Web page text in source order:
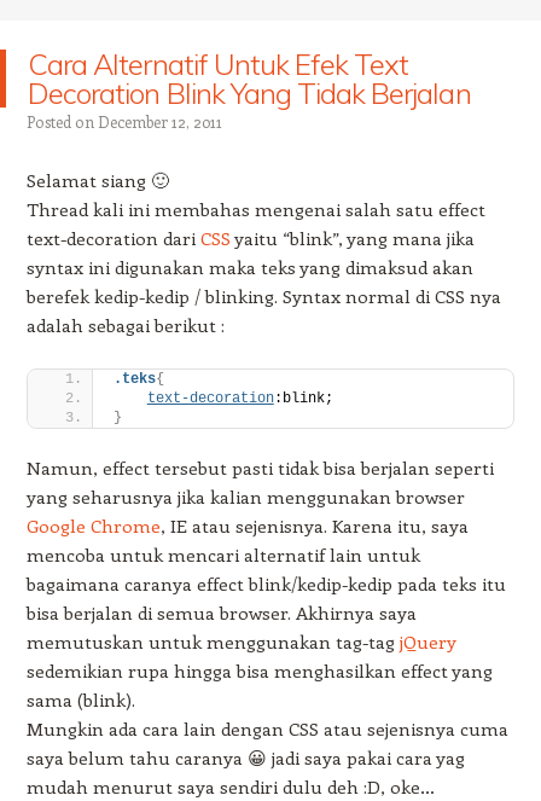
Cara Alternatif Untuk Efek Text
Decoration Blink Yang Tidak Berjalan
Posted on December 12, 2011
Selamat siang 🙂
Thread kali ini membahas mengenai salah satu effect
text-decoration dari CSSyaitu “blink”, yang mana jika
syntax ini digunakan maka teks yang dimaksud akan
berefek kedip-kedip / blinking. Syntax normal di CSS nya
adalah sebagai berikut :
.teks{
text-decoration:blink;
}
Namun, effect tersebut pasti tidak bisa berjalan seperti
yang seharusnya jika kalian menggunakan browser
Google Chrome, IE atau sejenisnya. Karena itu, saya
mencoba untuk mencari alternatif lain untuk
bagaimana caranya effect blink/kedip-kedip pada teks itu
bisa berjalan di semua browser. Akhirnya saya
memutuskan untuk menggunakan tag-tag jQuery
sedemikian rupa hingga bisa menghasilkan effect yang
sama (blink).
Mungkin ada cara lain dengan CSS atau sejenisnya cuma
saya belum tahu caranya 😀 jadi saya pakai cara yag
mudah menurut saya sendiri dulu deh :D, oke…